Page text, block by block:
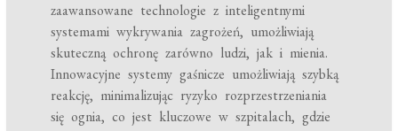
zaawansowane technologie z inteligentnymi
systemami wykrywania zagrożeń, umożliwiają
skuteczną ochronę zarówno ludzi, jak i mienia.
Innowacyjne systemy gaśnicze umożliwiają szybką
reakcję, minimalizując ryzyko rozprzestrzeniania
się ognia, co jest kluczowe w szpitalach, gdzie